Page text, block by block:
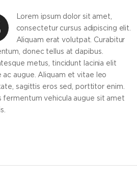
Lorem ipsum dolor sit amet,
consectetur cursus adipiscing elit.
Aliquam erat volutpat. Curabitur
donec tellus at dapibus.
metus, tincidunt lacinia elit
ac augue. Aliquam et vitae leo
sagittis eros sed, porttitor enim.
fermentum vehicula augue sit amet